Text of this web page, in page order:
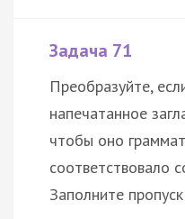
Задача 71
Преобразуйте,
напечатанное
чтобы оно
соответствовало
Заполните